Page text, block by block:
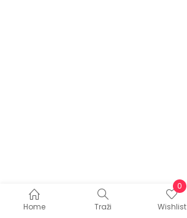
Home Traži
0
Wishlist